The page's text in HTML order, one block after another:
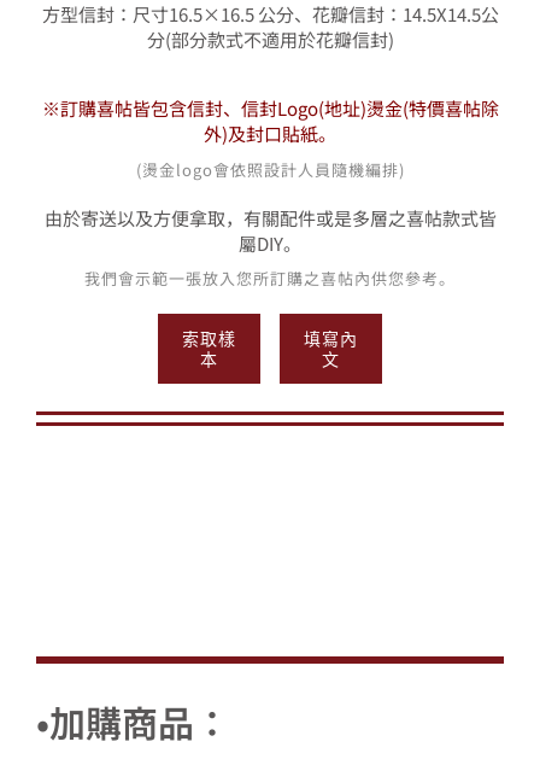
方型信封：尺寸16.5×16.5 公分、花瓣信封：14.5X14.5公
分(部分款式不適用於花瓣信封)
※訂購喜帖皆包含信封、信封Logo(地址)燙金(特價喜帖除
外)及封口貼紙。
(燙金logo會依照設計人員隨機編排)
由於寄送以及方便拿取，有關配件或是多層之喜帖款式皆
屬DIY。
我們會示範一張放入您所訂購之喜帖內供您參考。
索取樣
本
填寫內
文
•加購商品：